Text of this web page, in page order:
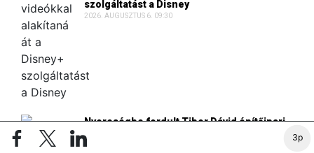
3p
szolgáltatást a Disney
2026. AUGUSZTUS 6. 09:30
Nyereségbe fordult Tibor Dávid építőipari
vállalata
2026. AUGUSZTUS 6. 08:19